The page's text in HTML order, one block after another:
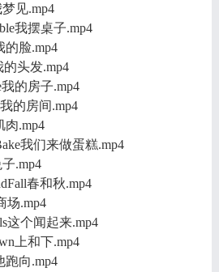
见.mp4
我摆桌子.mp4
脸.mp4
头发.mp4
的房子.mp4
的房间.mp4
肉.mp4
我们来做蛋糕.mp4
.mp4
春和秋.mp4
场.mp4
这个闻起来.mp4
上和下.mp4
向.mp4